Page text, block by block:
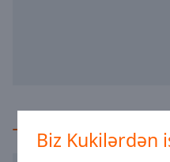
Biz Kukilərdən
Picture
Fullscreen
Tövsiyə olunan